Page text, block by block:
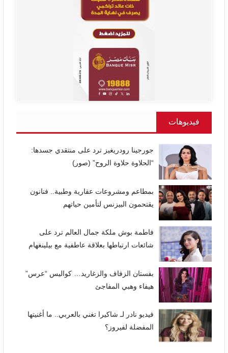
فيديوهات
جورجينا رودريغيز ترد على منتقدي جسدها:
“الحلاوة حلاوة الروح” (صور)
بمطاعم ومشروعات عقارية وطبية.. فنانون
يقتحمون البيزنس لتأمين حياتهم
فاطمة بوش ملكة جمال العالم ترد على
شائعات ارتباطها بعلاقة عاطفية مع بيلينغهام
بفستان الزفاف والزغاريد… كواليس “عرس”
هيفاء وهبي المفاجئ
فيديو نادر لـ شاكيرا تغني بالعربي.. ما أغنيتها
المفضلة لفيروز؟